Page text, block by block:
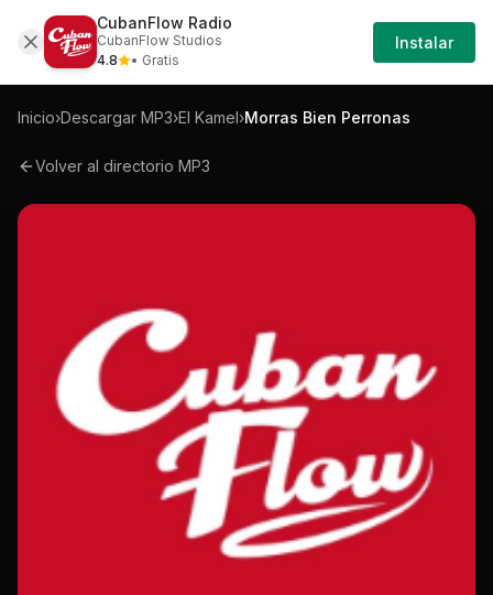
Mp3 El-kamel-morras-bien-perronas-mp3
Iniciar
Sesión
Inicio›Descargar MP3›El Kamel›Morras Bien Perronas
Volver al directorio MP3
CubanFlow Radio
CubanFlow Studios
4.8
• Gratis
Instalar